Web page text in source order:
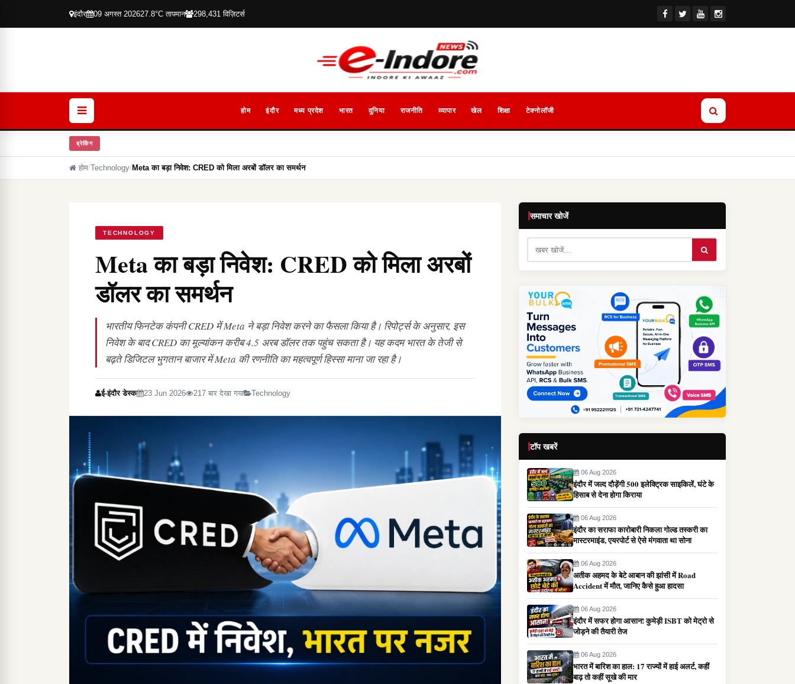
इंदौर 09 अगस्त 202627.8°C तापमान 298,431 विज़िटर्स
होम इंदौर मध्य प्रदेश भारत दुनिया राजनीति व्यापार खेल शिक्षा टेक्नोलॉजी
ब्रेकिंग
होम/ Technology/ Meta का बड़ा निवेश: CRED को मिला अरबों डॉलर का समर्थन
TECHNOLOGY
Meta का बड़ा निवेश: CRED को मिला अरबों
डॉलर का समर्थन
भारतीय फिनटेक कंपनी CRED में Meta ने बड़ा निवेश करने का फैसला किया है। रिपोर्ट्स के अनुसार, इस
निवेश के बाद CRED का मूल्यांकन करीब 4.5 अरब डॉलर तक पहुंच सकता है। यह कदम भारत के तेजी से
बढ़ते डिजिटल भुगतान बाजार में Meta की रणनीति का महत्वपूर्ण हिस्सा माना जा रहा है।
ई-इंदौर डेस्क 23 Jun 2026 217 बार देखा गया Technology
समाचार खोजें
टॉप खबरें
06 Aug 2026
इंदौर में जल्द दौड़ेंगी 500 इलेक्ट्रिक साइकिलें, घंटे के
हिसाब से देना होगा किराया
06 Aug 2026
इंदौर का सराफा कारोबारी निकला गोल्ड तस्करी का
मास्टरमाइंड, एयरपोर्ट से ऐसे मंगवाता था सोना
06 Aug 2026
अतीक अहमद के बेटे आबान की झांसी में Road
Accident में मौत, जानिए कैसे हुआ हादसा
06 Aug 2026
इंदौर में सफर होगा आसान! कुमेड़ी ISBT को मेट्रो से
जोड़ने की तैयारी तेज
06 Aug 2026
भारत में बारिश का हाल: 17 राज्यों में हाई अलर्ट, कहीं
बाढ़ तो कहीं सूखे की मार